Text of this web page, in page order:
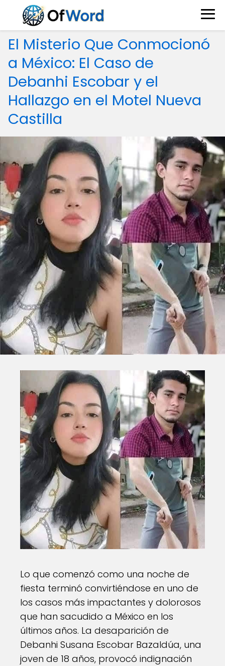
El Misterio Que Conmocionó
a México: El Caso de
Debanhi Escobar y el
Hallazgo en el Motel Nueva
Castilla
Lo que comenzó como una noche de
fiesta terminó convirtiéndose en uno de
los casos más impactantes y dolorosos
que han sacudido a México en los
últimos años. La desaparición de
Debanhi Susana Escobar Bazaldúa, una
joven de 18 años, provocó indignación